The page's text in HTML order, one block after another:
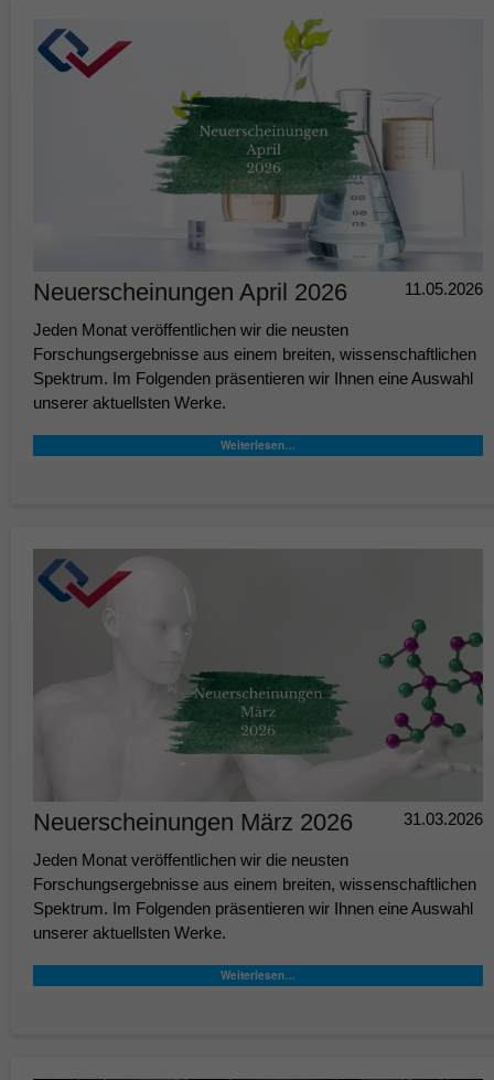
11.05.2026
Neuerscheinungen April 2026
Jeden Monat veröffentlichen wir die neusten
Forschungsergebnisse aus einem breiten, wissenschaftlichen
Spektrum. Im Folgenden präsentieren wir Ihnen eine Auswahl
unserer aktuellsten Werke.
Weiterlesen…
31.03.2026
Neuerscheinungen März 2026
Jeden Monat veröffentlichen wir die neusten
Forschungsergebnisse aus einem breiten, wissenschaftlichen
Spektrum. Im Folgenden präsentieren wir Ihnen eine Auswahl
unserer aktuellsten Werke.
Weiterlesen…